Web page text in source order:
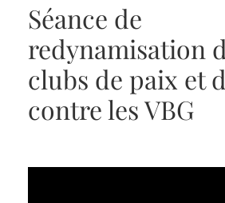
Séance de
redynamisation
clubs de paix et
contre les VBG